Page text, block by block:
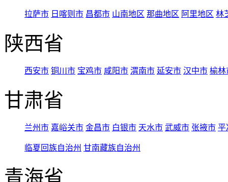
拉萨市 日喀则市 昌都市 山南地区 那曲地区 阿里地区 林
陕西省
西安市 铜川市 宝鸡市 咸阳市 渭南市 延安市 汉中市 榆林
甘肃省
兰州市 嘉峪关市 金昌市 白银市 天水市 武威市 张掖市 平
临夏回族自治州 甘南藏族自治州
青海省